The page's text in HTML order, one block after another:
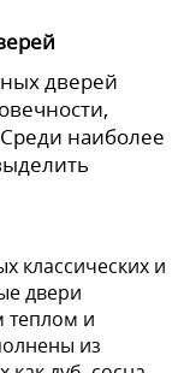
дверей
наиболее
классических и
двери
теплом и
из